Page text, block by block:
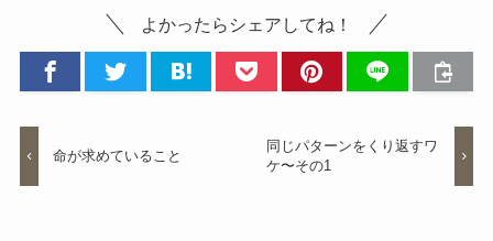
よかったらシェアしてね！
命が求めていること
同じパターンをくり返すワ
ケ〜その1